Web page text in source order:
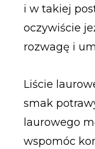
i w takiej
oczywiście
rozwagę i
Liście
smak
laurowego
wspomóc